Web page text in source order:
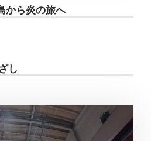
から炎の旅へ
し